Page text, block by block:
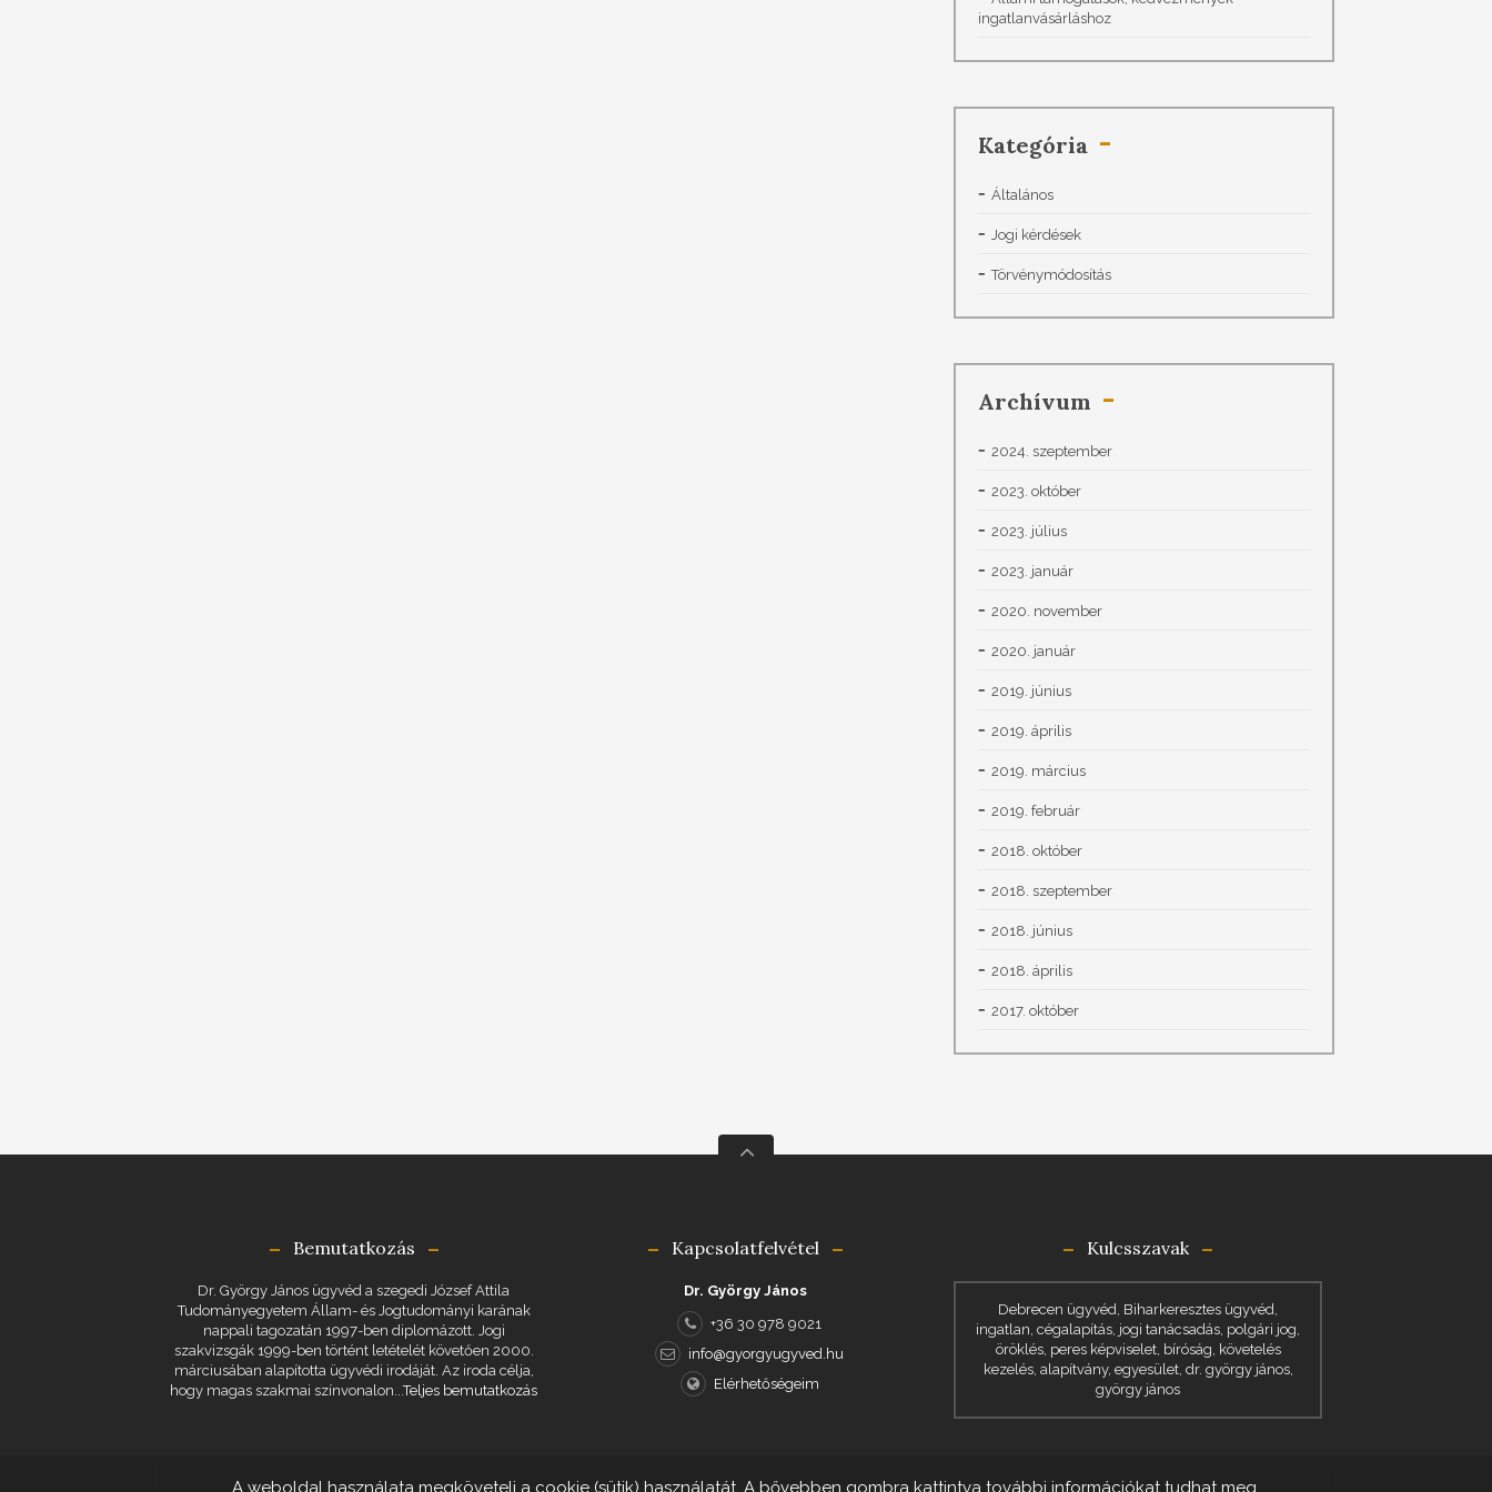
ingatlanvásárláshoz
Kategória
Általános
Jogi kérdések
Törvénymódosítás
Archívum
2024. szeptember
2023. október
2023. július
2023. január
2020. november
2020. január
2019. június
2019. április
2019. március
2019. február
2018. október
2018. szeptember
2018. június
2018. április
2017. október
Bemutatkozás
Dr. György János ügyvéd a szegedi József Attila
Tudományegyetem Állam- és Jogtudományi karának
nappali tagozatán 1997-ben diplomázott. Jogi
szakvizsgák 1999-ben történt letételét követően 2000.
márciusában alapította ügyvédi irodáját. Az iroda célja,
hogy magas szakmai színvonalon...Teljes bemutatkozás
Kapcsolatfelvétel
Dr. György János
+36 30 978 9021
info@gyorgyugyved.hu
Elérhetőségeim
Kulcsszavak
Debrecen ügyvéd, Biharkeresztes ügyvéd,
ingatlan, cégalapítás, jogi tanácsadás, polgári jog,
öröklés, peres képviselet, bíróság, követelés
kezelés, alapítvány, egyesület, dr. györgy jános,
györgy jános
A weboldal használata megköveteli a cookie (sütik) használatát. A bővebben gombra kattintva további információkat tudhat meg.